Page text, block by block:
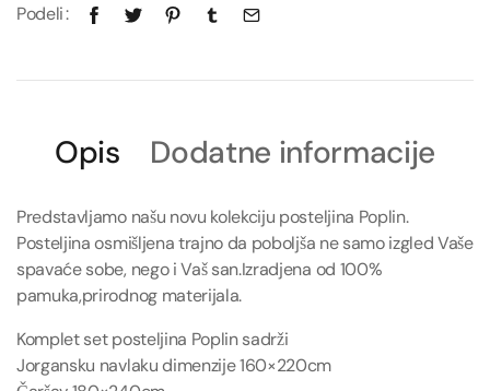
Podeli
Opis Dodatne informacije
Predstavljamo našu novu kolekciju posteljina Poplin.
Posteljina osmišljena trajno da poboljša ne samo izgled Vaše
spavaće sobe, nego i Vaš san.Izradjena od 100%
pamuka,prirodnog materijala.
Komplet set posteljina Poplin sadrži
Jorgansku navlaku dimenzije 160×220cm